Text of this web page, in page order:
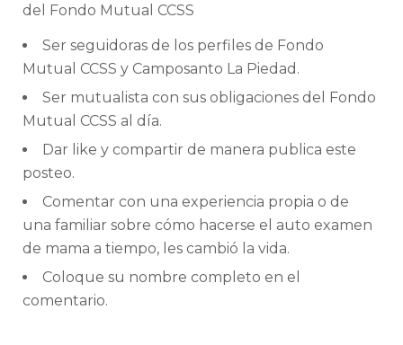
del Fondo Mutual CCSS
Ser seguidoras de los perfiles de Fondo
Mutual CCSS y Camposanto La Piedad.
Ser mutualista con sus obligaciones del Fondo
Mutual CCSS al día.
Dar like y compartir de manera publica este
posteo.
Comentar con una experiencia propia o de
una familiar sobre cómo hacerse el auto examen
de mama a tiempo, les cambió la vida.
Coloque su nombre completo en el
comentario.